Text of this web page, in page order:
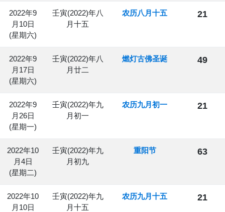
2022年9
月10日
(星期六)
壬寅(2022)年八
月十五
农历八月十五 21
2022年9
月17日
(星期六)
壬寅(2022)年八
月廿二
燃灯古佛圣诞 49
2022年9
月26日
(星期一)
壬寅(2022)年九
月初一
农历九月初一 21
2022年10
月4日
(星期二)
壬寅(2022)年九
月初九
重阳节 63
2022年10
月10日
壬寅(2022)年九
月十五
农历九月十五 21